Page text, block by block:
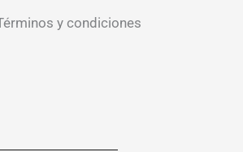
y condiciones